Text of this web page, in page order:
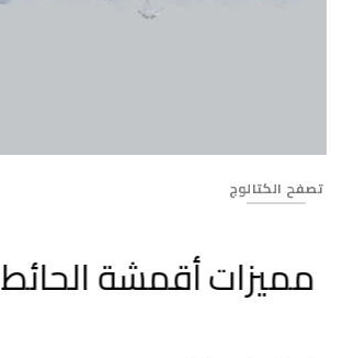
تصفح الكتالوج
مميزات أقمشة الحائط